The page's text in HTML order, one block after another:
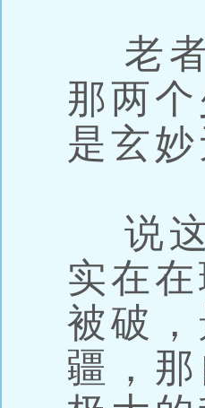
老者
那两
是玄
说这
实在
被破
疆，